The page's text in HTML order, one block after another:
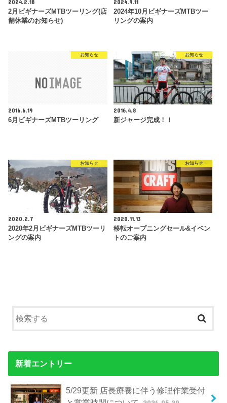
2024.2.18
2月ビギナーズMTBツーリング(店
舗休業のお知らせ)
2024.9.11
2024年10月ビギナーズMTBツー
リングの案内
お知らせ
2016.6.19
6月ビギナーズMTBツーリング
お知らせ
2016.4.8
新ジャージ完成！！
お知らせ
2020.2.7
2020年2月ビギナーズMTBツーリ
ングの案内
お知らせ
2020.11.13
移転オープニングセール&イベン
トのご案内
新着エントリー
5/29更新 店長療養に伴う修理作業受付